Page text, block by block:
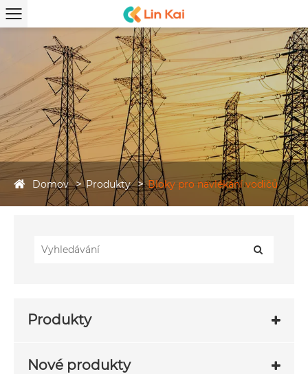
Domov Produkty Bloky pro navlékání vodičů
Produkty
Nové produkty